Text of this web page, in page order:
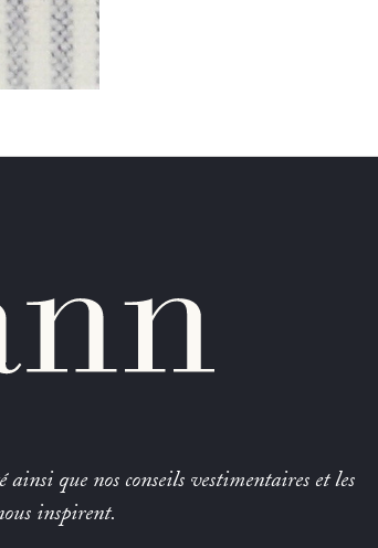
que nos conseils vestimentaires et les
inspirent.